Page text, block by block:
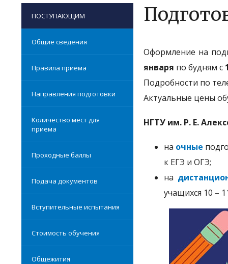
ПОСТУПАЮЩИМ
Общие сведения
Правила приема
Направления подготовки
Количество мест для
приема
Проходные баллы
Подача документов
Вступительные испытания
Стоимость обучения
Общежития
Оформление на
января по будням с
Подробности по
Актуальные цены
НГТУ им. Р. Е.
на очные
к ЕГЭ и ОГЭ;
на
учащихся 10 –